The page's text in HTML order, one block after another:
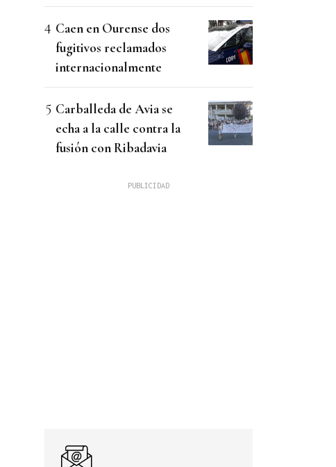
Caen en Ourense dos
fugitivos reclamados
internacionalmente
Carballeda de Avia se
echa a la calle contra la
fusión con Ribadavia